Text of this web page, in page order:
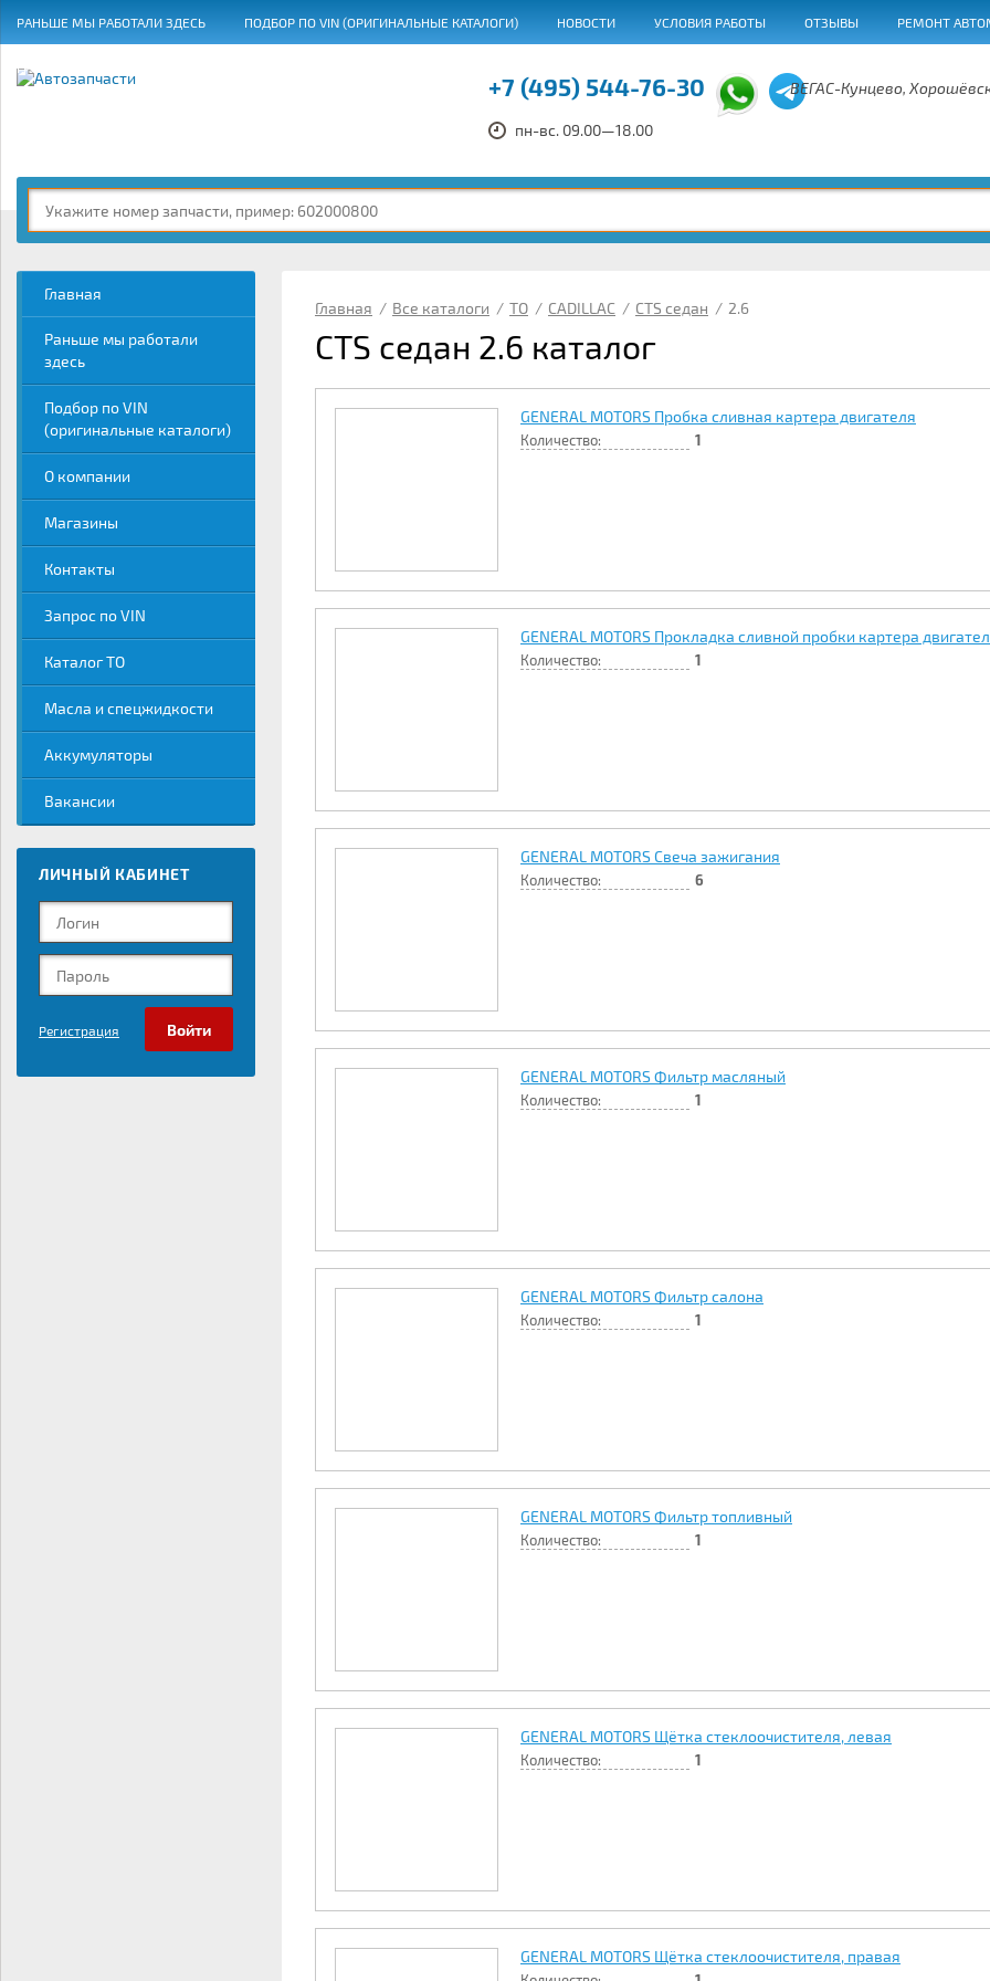
РАНЬШЕ МЫ РАБОТАЛИ ЗДЕСЬ ПОДБОР ПО VIN (ОРИГИНАЛЬНЫЕ КАТАЛОГИ) НОВОСТИ УСЛОВИЯ РАБОТЫ ОТЗЫВЫ РЕМОНТ
ГРАФИК РАБОТЫ
+7 (495) 544-76-30
пн-вс. 09.00—18.00
ВЕГАС-Кунцево,
Главная / Все каталоги / ТО / CADILLAC / CTS седан / 2.6
CTS седан 2.6 каталог
GENERAL MOTORS Пробка сливная картера двигателя
Количество: 1
GENERAL MOTORS Прокладка сливной пробки картера
Количество: 1
GENERAL MOTORS Свеча зажигания
Количество: 6
GENERAL MOTORS Фильтр масляный
Количество: 1
GENERAL MOTORS Фильтр салона
Количество: 1
GENERAL MOTORS Фильтр топливный
Количество: 1
GENERAL MOTORS Щётка стеклоочистителя, левая
Количество: 1
GENERAL MOTORS Щётка стеклоочистителя, правая
Главная
Раньше мы работали
здесь
Подбор по VIN
(оригинальные каталоги)
О компании
Магазины
Контакты
Запрос по VIN
Каталог ТО
Масла и спецжидкости
Аккумуляторы
Вакансии
ЛИЧНЫЙ КАБИНЕТ
Регистрация